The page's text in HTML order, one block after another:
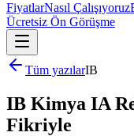
FiyatlarNasıl Çalışıyoruz
Ücretsiz Ön Görüşme
Tüm yazılarIB
IB Kimya IA
Fikriyle